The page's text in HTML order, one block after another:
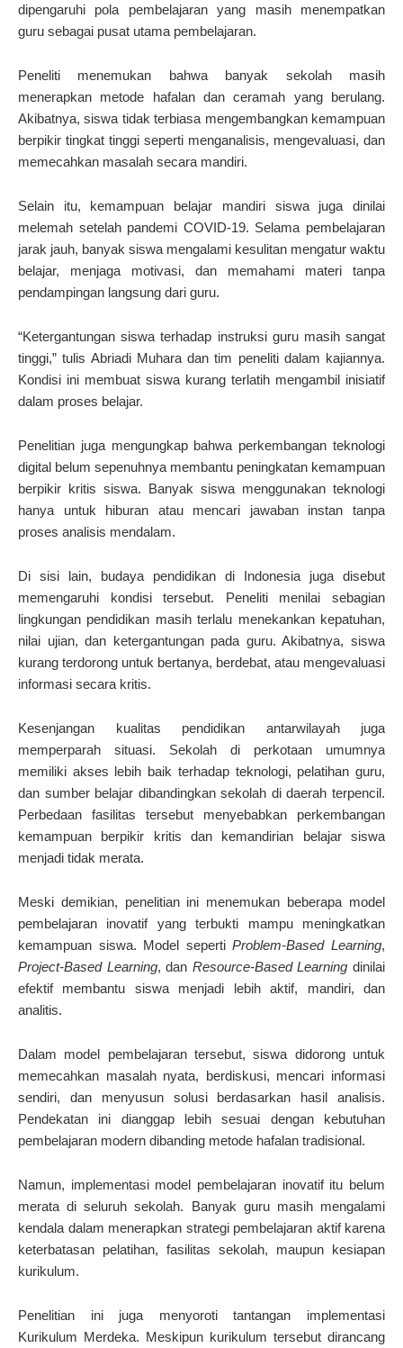
dipengaruhi pola pembelajaran yang masih menempatkan
guru sebagai pusat utama pembelajaran.
Peneliti menemukan bahwa banyak sekolah masih
menerapkan metode hafalan dan ceramah yang berulang.
Akibatnya, siswa tidak terbiasa mengembangkan kemampuan
berpikir tingkat tinggi seperti menganalisis, mengevaluasi, dan
memecahkan masalah secara mandiri.
Selain itu, kemampuan belajar mandiri siswa juga dinilai
melemah setelah pandemi COVID-19. Selama pembelajaran
jarak jauh, banyak siswa mengalami kesulitan mengatur waktu
belajar, menjaga motivasi, dan memahami materi tanpa
pendampingan langsung dari guru.
“Ketergantungan siswa terhadap instruksi guru masih sangat
tinggi,” tulis Abriadi Muhara dan tim peneliti dalam kajiannya.
Kondisi ini membuat siswa kurang terlatih mengambil inisiatif
dalam proses belajar.
Penelitian juga mengungkap bahwa perkembangan teknologi
digital belum sepenuhnya membantu peningkatan kemampuan
berpikir kritis siswa. Banyak siswa menggunakan teknologi
hanya untuk hiburan atau mencari jawaban instan tanpa
proses analisis mendalam.
Di sisi lain, budaya pendidikan di Indonesia juga disebut
memengaruhi kondisi tersebut. Peneliti menilai sebagian
lingkungan pendidikan masih terlalu menekankan kepatuhan,
nilai ujian, dan ketergantungan pada guru. Akibatnya, siswa
kurang terdorong untuk bertanya, berdebat, atau mengevaluasi
informasi secara kritis.
Kesenjangan kualitas pendidikan antarwilayah juga
memperparah situasi. Sekolah di perkotaan umumnya
memiliki akses lebih baik terhadap teknologi, pelatihan guru,
dan sumber belajar dibandingkan sekolah di daerah terpencil.
Perbedaan fasilitas tersebut menyebabkan perkembangan
kemampuan berpikir kritis dan kemandirian belajar siswa
menjadi tidak merata.
Meski demikian, penelitian ini menemukan beberapa model
pembelajaran inovatif yang terbukti mampu meningkatkan
kemampuan siswa. Model sepertiProblem-Based Learning,
Project-Based Learning, dan Resource-Based Learning dinilai
efektif membantu siswa menjadi lebih aktif, mandiri, dan
analitis.
Dalam model pembelajaran tersebut, siswa didorong untuk
memecahkan masalah nyata, berdiskusi, mencari informasi
sendiri, dan menyusun solusi berdasarkan hasil analisis.
Pendekatan ini dianggap lebih sesuai dengan kebutuhan
pembelajaran modern dibanding metode hafalan tradisional.
Namun, implementasi model pembelajaran inovatif itu belum
merata di seluruh sekolah. Banyak guru masih mengalami
kendala dalam menerapkan strategi pembelajaran aktif karena
keterbatasan pelatihan, fasilitas sekolah, maupun kesiapan
kurikulum.
Penelitian ini juga menyoroti tantangan implementasi
Kurikulum Merdeka. Meskipun kurikulum tersebut dirancang